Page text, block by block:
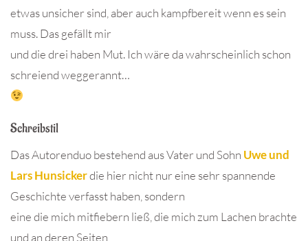
etwas unsicher sind, aber auch kampfbereit wenn es sein
muss. Das gefällt mir
und die drei haben Mut. Ich wäre da wahrscheinlich schon
schreiend weggerannt…
Schreibstil
Das Autorenduo bestehend aus Vater und Sohn Uwe und
Lars Hunsickerdie hier nicht nur eine sehr spannende
Geschichte verfasst haben, sondern
eine die mich mitfiebern ließ, die mich zum Lachen brachte
und an deren Seiten